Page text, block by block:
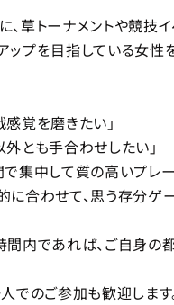
、草トーナメントや競技
ップを目指している女
覚を磨きたい」
外とも手合わせしたい」
で集中して質の高いプレ
に合わせて、思う存分ゲ
内であれば、ご自身の
人でのご参加も歓迎しま